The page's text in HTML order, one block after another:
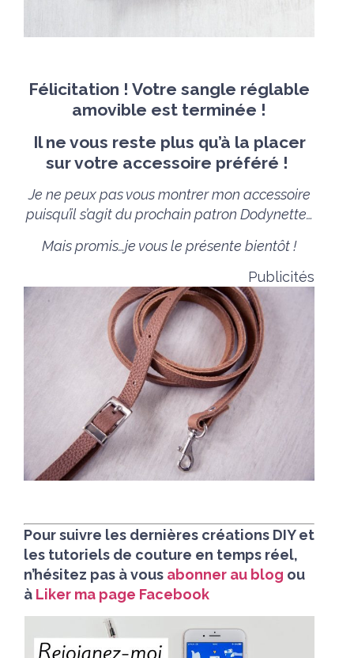
Félicitation ! Votre sangle réglable
amovible est terminée !
Il ne vous reste plus qu’à la placer
sur votre accessoire préféré !
Je ne peux pas vous montrer mon accessoire
puisqu’il s’agit du prochain patron Dodynette…
Mais promis…je vous le présente bientôt !
Publicités
Pour suivre les dernières créations DIY et
les tutoriels de couture en temps réel,
n’hésitez pas à vous abonner au blog ou
à Liker ma page Facebook